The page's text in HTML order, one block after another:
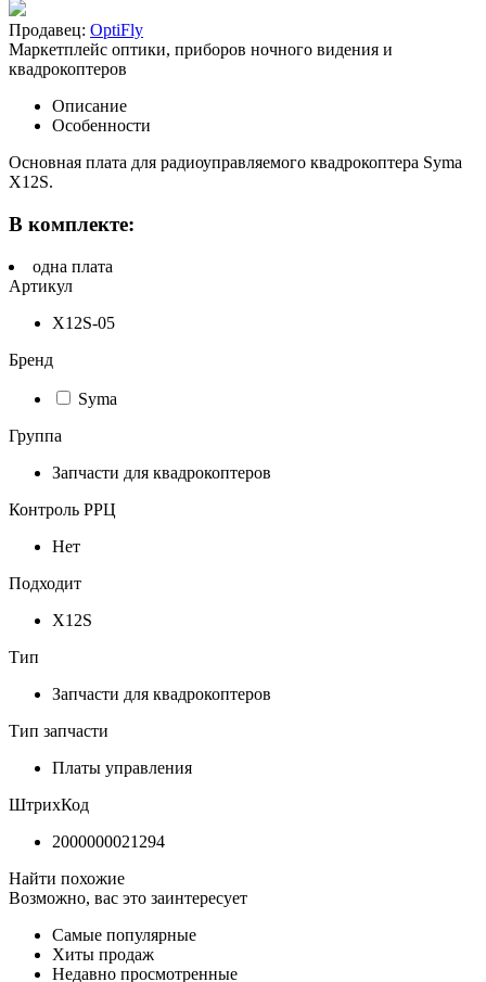
Продавец: OptiFly
Маркетплейс оптики, приборов ночного видения и
квадрокоптеров
Описание
Особенности
Основная плата для радиоуправляемого квадрокоптера Syma
X12S.
В комплекте:
одна плата
Артикул
X12S-05
Бренд
Syma
Группа
Запчасти для квадрокоптеров
Контроль РРЦ
Нет
Подходит
X12S
Тип
Запчасти для квадрокоптеров
Тип запчасти
Платы управления
ШтрихКод
2000000021294
Найти похожие
Возможно, вас это заинтересует
Самые популярные
Хиты продаж
Недавно просмотренные